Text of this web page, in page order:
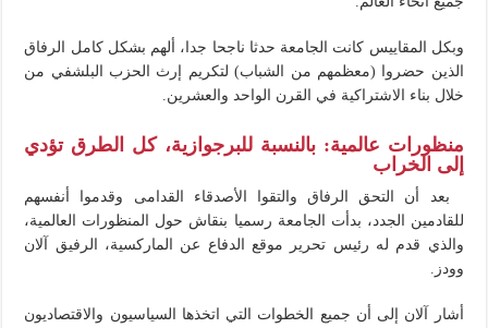
وبكل المقاييس كانت الجامعة حدثا ناجحا جدا، ألهم بشكل كامل الرفاق
الذين حضروا (معظمهم من الشباب) لتكريم إرث الحزب البلشفي من
خلال بناء الاشتراكية في القرن الواحد والعشرين.
منظورات عالمية: بالنسبة للبرجوازية، كل الطرق تؤدي
إلى الخراب
بعد أن التحق الرفاق والتقوا الأصدقاء القدامى وقدموا أنفسهم
للقادمين الجدد، بدأت الجامعة رسميا بنقاش حول المنظورات العالمية،
والذي قدم له رئيس تحرير موقع الدفاع عن الماركسية، الرفيق آلان
وودز.
أشار آلان إلى أن جميع الخطوات التي اتخذها السياسيون والاقتصاديون